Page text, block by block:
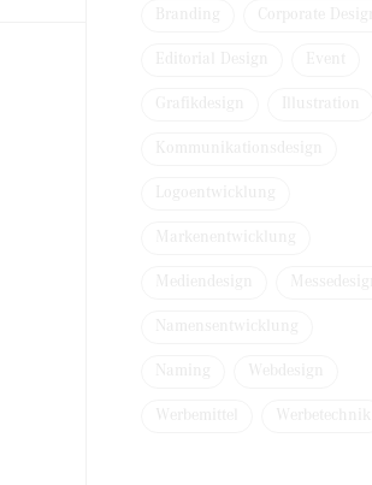
Branding Corporate Design
Editorial Design
Grafikdesign
Kommunikationsdesign
Logoentwicklung
Markenentwicklung
Mediendesign Messedesign
Namensentwicklung
Naming Webdesign